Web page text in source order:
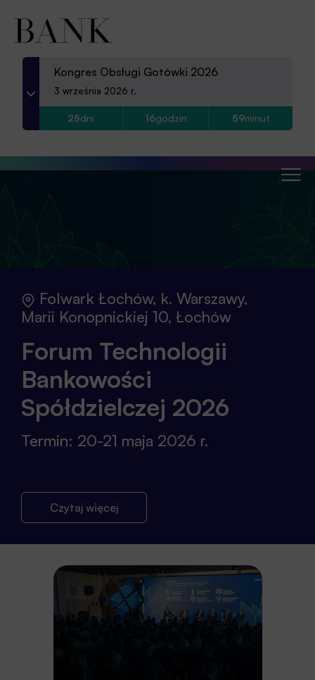
Kongres Obsługi Gotówki 2026
3 września 2026 r.
25dni 16godzin 59minut
Kontakt
Aplikacja
Folwark Łochów, k. Warszawy,
Marii Konopnickiej 10, Łochów
Forum Technologii
Bankowości
Spółdzielczej 2026
Termin: 20-21 maja 2026 r.
Czytaj więcej